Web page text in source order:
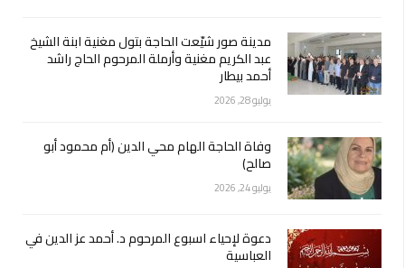
مدينة صور شيّعت الحاجة بتول مغنية ابنة الشيخ
عبد الكريم مغنية وأرملة المرحوم الحاج راشد
أحمد بيطار
يوليو 28, 2026
وفاة الحاجة الهام محي الدين (أم محمود أبو
صالح)
يوليو 24, 2026
دعوة لإحياء اسبوع المرحوم د. أحمد عز الدين في
العباسية